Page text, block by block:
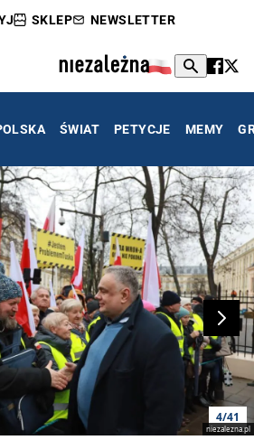
SKLEP NEWSLETTER
ŚWIAT PETYCJE MEMY
4/41
niezalezna.pl